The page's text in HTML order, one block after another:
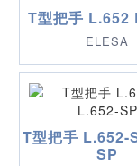
T型把手 L.652
ELESA
T型把手 L.652-
SP